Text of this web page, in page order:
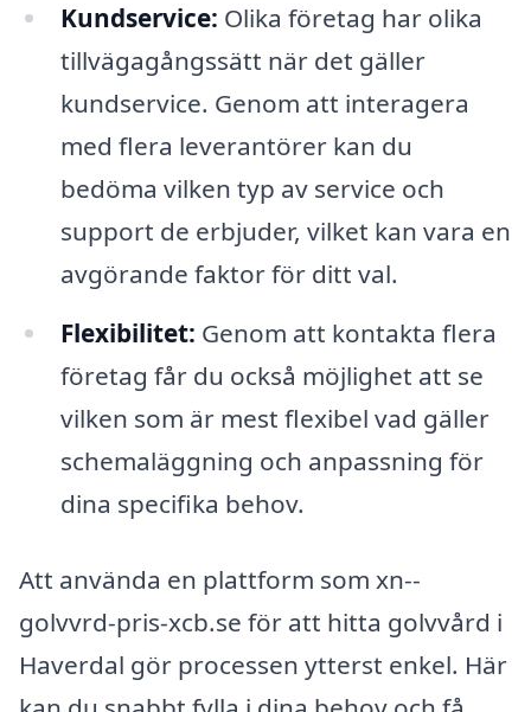
Kundservice: Olika företag har olika
tillvägagångssätt när det gäller
kundservice. Genom att interagera
med flera leverantörer kan du
bedöma vilken typ av service och
support de erbjuder, vilket kan vara en
avgörande faktor för ditt val.
Flexibilitet: Genom att kontakta flera
företag får du också möjlighet att se
vilken som är mest flexibel vad gäller
schemaläggning och anpassning för
dina specifika behov.
Att använda en plattform som xn--
golvvrd-pris-xcb.se för att hitta golvvård i
Haverdal gör processen ytterst enkel. Här